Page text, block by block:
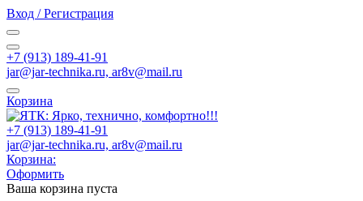
Вход / Регистрация
+7 (913) 189-41-91
jar@jar-technika.ru, ar8v@mail.ru
Корзина
+7 (913) 189-41-91
jar@jar-technika.ru, ar8v@mail.ru
Корзина:
Оформить
Ваша корзина пуста